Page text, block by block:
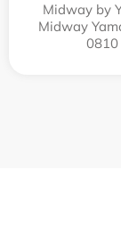
Midway by
Midway
0810